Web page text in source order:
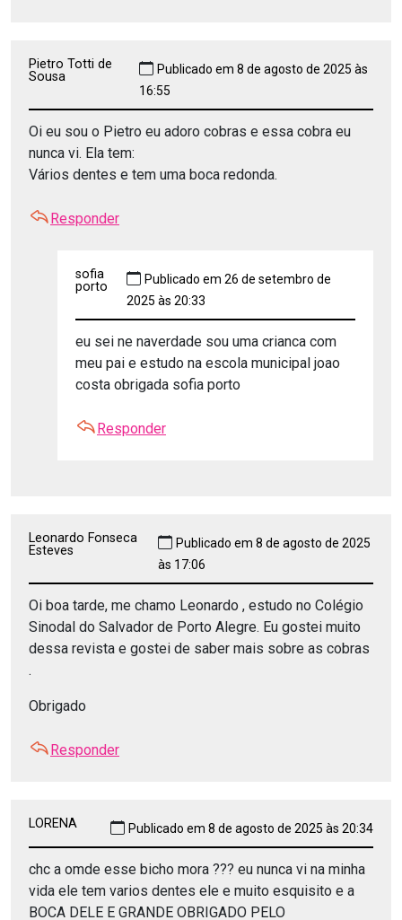
Pietro Totti de
Sousa
Publicado em 8 de agosto de 2025 às
16:55
Oi eu sou o Pietro eu adoro cobras e essa cobra eu
nunca vi. Ela tem:
Vários dentes e tem uma boca redonda.
Responder
sofia
porto
Publicado em 26 de setembro de
2025 às 20:33
eu sei ne naverdade sou uma crianca com
meu pai e estudo na escola municipal joao
costa obrigada sofia porto
Responder
Leonardo Fonseca
Esteves
Publicado em 8 de agosto de 2025
às 17:06
Oi boa tarde, me chamo Leonardo , estudo no Colégio
Sinodal do Salvador de Porto Alegre. Eu gostei muito
dessa revista e gostei de saber mais sobre as cobras
.
Obrigado
Responder
LORENA Publicado em 8 de agosto de 2025 às 20:34
chc a omde esse bicho mora ??? eu nunca vi na minha
vida ele tem varios dentes ele e muito esquisito e a
BOCA DELE E GRANDE OBRIGADO PELO